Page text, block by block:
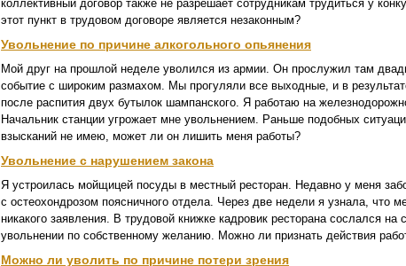
коллективный договор также не разрешает сотрудникам трудиться у
этот пункт в трудовом договоре является незаконным?
Увольнение по причине алкогольного опьянения
Мой друг на прошлой неделе уволился из армии. Он прослужил там
событие с широким размахом. Мы прогуляли все выходные, и в
после распития двух бутылок шампанского. Я работаю на
Начальник станции угрожает мне увольнением. Раньше подобных
взысканий не имею, может ли он лишить меня работы?
Увольнение с нарушением закона
Я устроилась мойщицей посуды в местный ресторан. Недавно у меня
с остеохондрозом поясничного отдела. Через две недели я узнала, что
никакого заявления. В трудовой книжке кадровик ресторана сослался на
увольнении по собственному желанию. Можно ли признать действия
Можно ли уволить по причине потери зрения